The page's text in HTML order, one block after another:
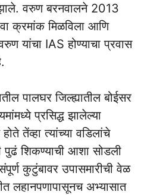
झाले. वरुण बरनवालने 2013
क्रमांक मिळविला आणि
यांचा IAS होण्याचा प्रवास
पालघर जिल्ह्यातील बोईसर
प्रसिद्ध झालेल्या
तेंव्हा त्यांच्या वडिलांचे
पुढं शिकण्याची आशा सोडली
कुटुंबावर उपासमारीची वेळ
लहानपणापासूनच अभ्यासात